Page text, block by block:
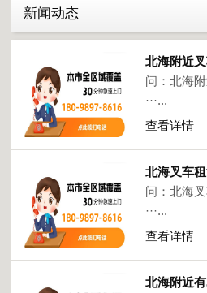
新闻动态
北海附近
问：北海
···...
查看详情
北海叉车
问：北海
···...
查看详情
北海附近